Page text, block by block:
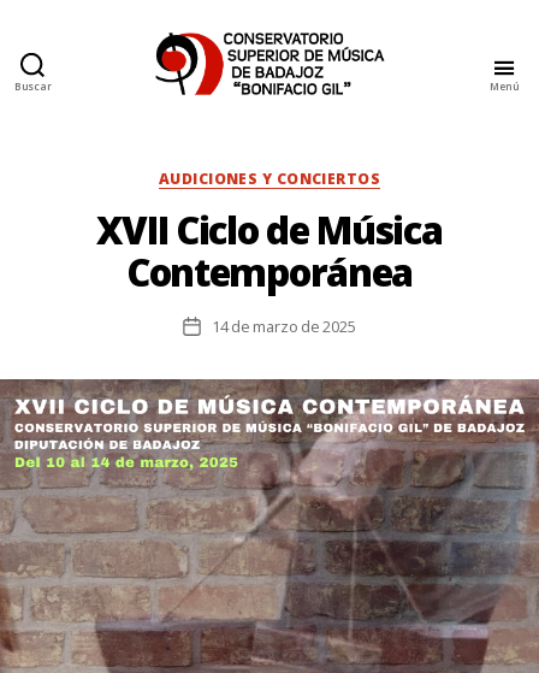
Buscar
Música
de
Badajoz
Menú
Categorías
AUDICIONES Y CONCIERTOS
XVII Ciclo de Música
Contemporánea
Fecha
entrada
14 de marzo de 2025